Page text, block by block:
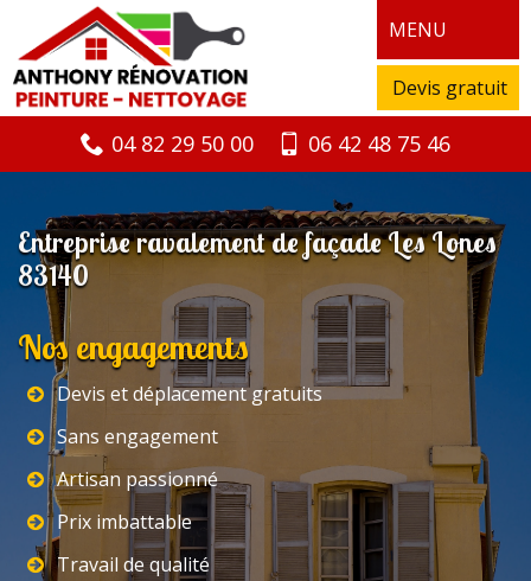
MENU
Devis gratuit
04 82 29 50 00 06 42 48 75 46
Entreprise ravalement de façade Les Lones
83140
Nos engagements
Devis et déplacement gratuits
Sans engagement
Artisan passionné
Prix imbattable
Travail de qualité